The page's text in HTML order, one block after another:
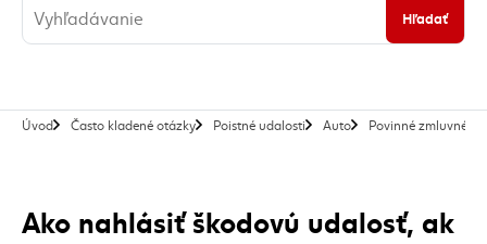
Hľadať
Úvod Často kladené otázky Poistné udalosti Auto Povinné zmluvné
Ako nahlásiť škodovú udalosť, ak